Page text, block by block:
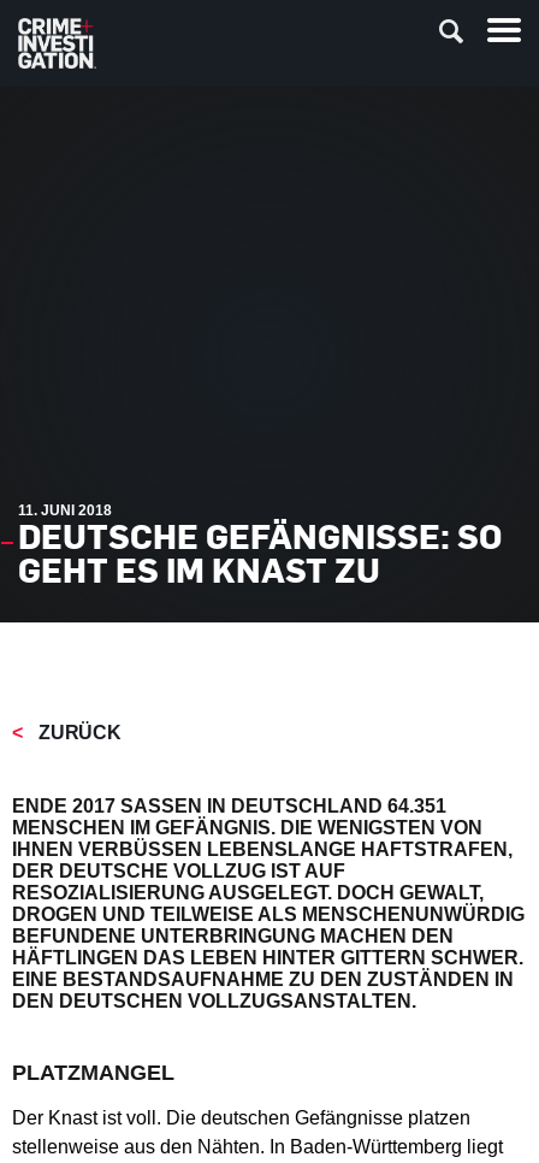
11. JUNI 2018
DEUTSCHE GEFÄNGNISSE: SO
GEHT ES IM KNAST ZU
ZURÜCK
ENDE 2017 SASSEN IN DEUTSCHLAND 64.351 M
ENSCHEN IM GEFÄNGNIS. DIE WENIGSTEN VON I
HNEN VERBÜSSEN LEBENSLANGE HAFTSTRAFEN, DE
R DEUTSCHE VOLLZUG IST AUF RE
SOZIALISIERUNG AUSGELEGT. DOCH GEWALT, DR
OGEN UND TEILWEISE ALS MENSCHENUNWÜRDIG BE
FUNDENE UNTERBRINGUNG MACHEN DEN HÄ
FTLINGEN DAS LEBEN HINTER GITTERN SCHWER. EI
NE BESTANDSAUFNAHME ZU DEN ZUSTÄNDEN IN DE
N DEUTSCHEN VOLLZUGSANSTALTEN.
PLATZMANGEL
Der Knast ist voll. Die deutschen Gefängnisse platzen
stellenweise aus den Nähten. In Baden-Württemberg liegt